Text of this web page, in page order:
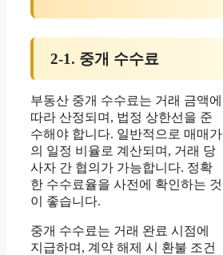
2-1. 중개 수수료
부동산 중개 수수료는 거래 금액에
따라 산정되며, 법정 상한선을 준
수해야 합니다. 일반적으로 매매가
의 일정 비율로 계산되며, 거래 당
사자 간 협의가 가능합니다. 정확
한 수수료율을 사전에 확인하는 것
이 좋습니다.
중개 수수료는 거래 완료 시점에
지급하며, 계약 해제 시 환불 조건